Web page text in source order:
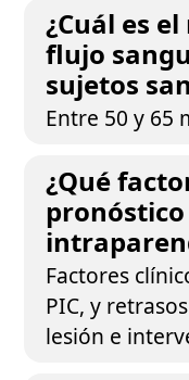
¿Cuál es
flujo
sujetos
Entre 50 y 65
¿Qué
Factores
PIC, y
lesión e